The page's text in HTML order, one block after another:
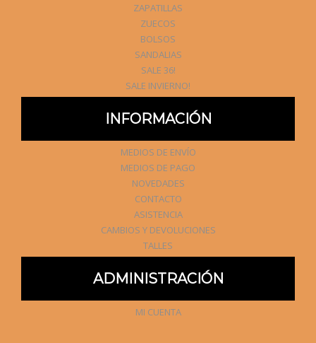
ZAPATILLAS
ZUECOS
BOLSOS
SANDALIAS
SALE 36!
SALE INVIERNO!
INFORMACIÓN
MEDIOS DE ENVÍO
MEDIOS DE PAGO
NOVEDADES
CONTACTO
ASISTENCIA
CAMBIOS Y DEVOLUCIONES
TALLES
ADMINISTRACIÓN
MI CUENTA